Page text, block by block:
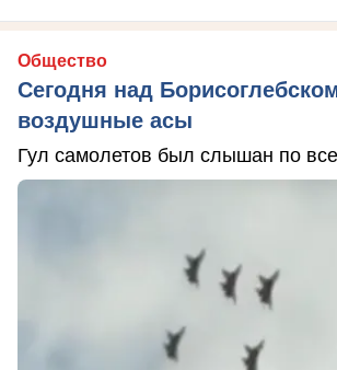
Общество
Сегодня над
воздушные асы
Гул самолетов был слышан по